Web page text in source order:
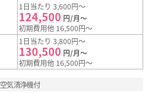
1日当たり 3,600円～
124,500 円/月～
初期費用他 16,500円～
1日当たり 3,800円～
130,500 円/月～
初期費用他 16,500円～
空気清浄機付